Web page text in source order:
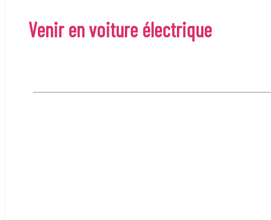
Venir en voiture électrique